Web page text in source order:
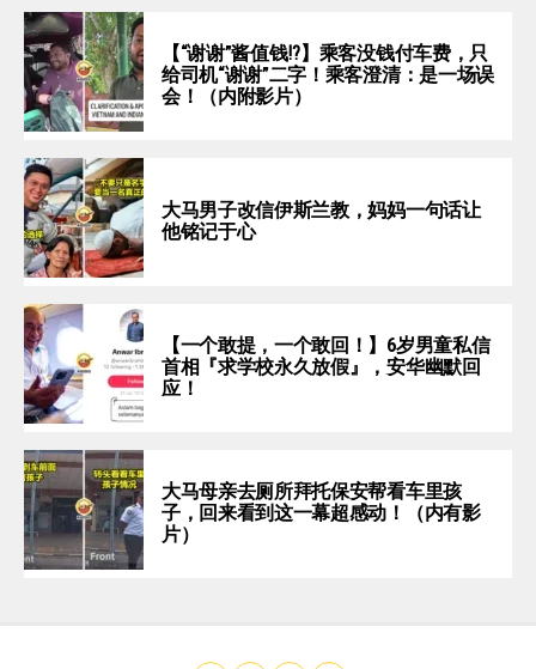
【“谢谢”酱值钱⁉️】乘客没钱付车费，只
给司机“谢谢”二字！乘客澄清：是一场误
会！（内附影片）
大马男子改信伊斯兰教，妈妈一句话让
他铭记于心
【一个敢提，一个敢回！】6岁男童私信
首相『求学校永久放假』，安华幽默回
应！
大马母亲去厕所拜托保安帮看车里孩
子，回来看到这一幕超感动！（内有影
片）